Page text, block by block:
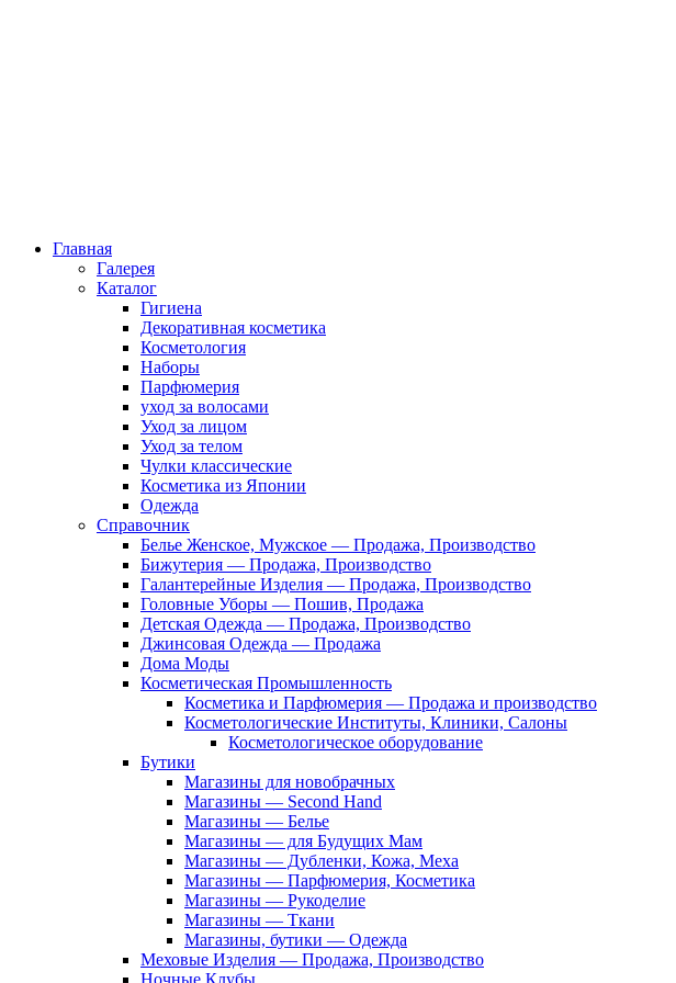
Главная
Галерея
Каталог
Гигиена
Декоративная косметика
Косметология
Наборы
Парфюмерия
уход за волосами
Уход за лицом
Уход за телом
Чулки классические
Косметика из Японии
Одежда
Справочник
Белье Женское, Мужское — Продажа, Производство
Бижутерия — Продажа, Производство
Галантерейные Изделия — Продажа, Производство
Головные Уборы — Пошив, Продажа
Детская Одежда — Продажа, Производство
Джинсовая Одежда — Продажа
Дома Моды
Косметическая Промышленность
Косметика и Парфюмерия — Продажа и производство
Косметологические Институты, Клиники, Салоны
Косметологическое оборудование
Бутики
Магазины для новобрачных
Магазины — Second Hand
Магазины — Белье
Магазины — для Будущих Мам
Магазины — Дубленки, Кожа, Меха
Магазины — Парфюмерия, Косметика
Магазины — Рукоделие
Магазины — Ткани
Магазины, бутики — Одежда
Меховые Изделия — Продажа, Производство
Ночные Клубы